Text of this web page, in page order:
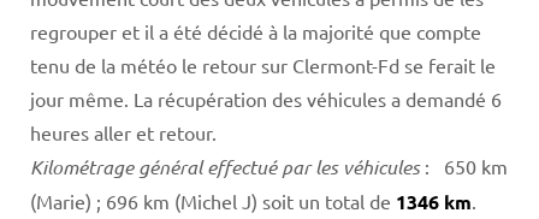
regrouper et il a été décidé à la majorité que compte
tenu de la météo le retour sur Clermont-Fd se ferait le
jour même. La récupération des véhicules a demandé 6
heures aller et retour.
Kilométrage général effectué par les véhicules: 650 km
(Marie) ; 696 km (Michel J) soit un total de 1346 km